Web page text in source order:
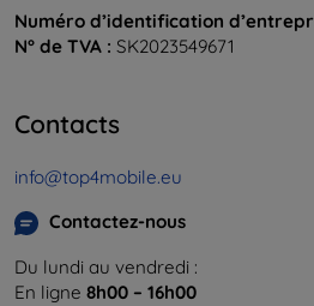
Numéro d’identification
N° de TVA : SK2023549671
Contacts
info@top4mobile.eu
Contactez-nous
Du lundi au vendredi :
En ligne 8h00 – 16h00